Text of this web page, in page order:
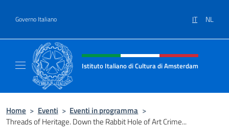
Governo Italiano IT NL
Intestazione sito, social e menù
Istituto Italiano di Cultura di Amsterdam
Home > Eventi > Eventi in programma >
Threads of Heritage. Down the Rabbit Hole of Art Crime...